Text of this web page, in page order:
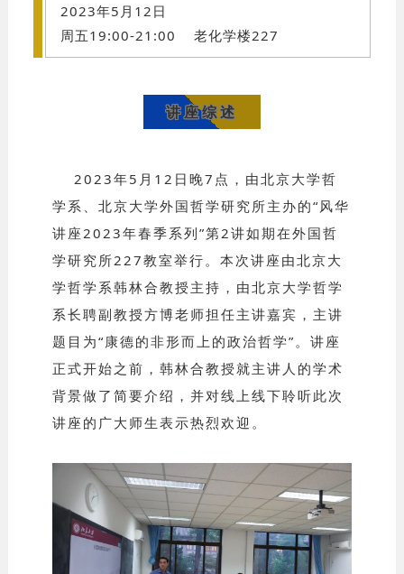
2023年5月12日
周五19:00-21:00 老化学楼227
讲座综述
2023年5月12日晚7点，由北京大学哲
学系、北京大学外国哲学研究所主办的“风华
讲座2023年春季系列”第2讲如期在外国哲
学研究所227教室举行。本次讲座由北京大
学哲学系韩林合教授主持，由北京大学哲学
系长聘副教授方博老师担任主讲嘉宾，主讲
题目为“康德的非形而上的政治哲学”。讲座
正式开始之前，韩林合教授就主讲人的学术
背景做了简要介绍，并对线上线下聆听此次
讲座的广大师生表示热烈欢迎。